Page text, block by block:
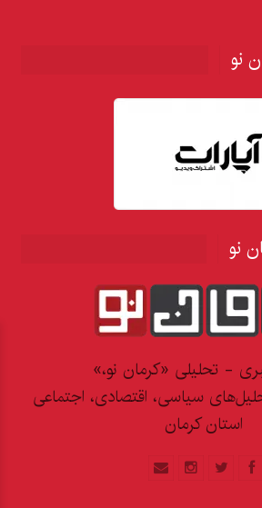
نو
نو
- تحلیلی «کرمان نو،»
سیاسی، اقتصادی، اجتماعی
استان کرمان